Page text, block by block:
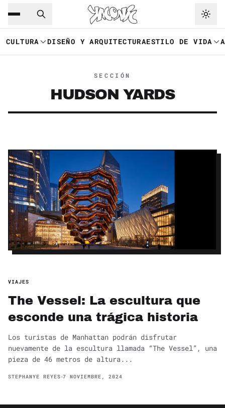
Saltar al contenido principal
CULTURA DISEÑO Y ARQUITECTURAESTILO DE VIDA
SECCIÓN
HUDSON YARDS
VIAJES
The Vessel: La escultura que
esconde una trágica historia
Los turistas de Manhattan podrán disfrutar
nuevamente de la escultura llamada “The Vessel”, una
pieza de 46 metros de altura...
STEPHANYE REYES 7 NOVIEMBRE, 2024